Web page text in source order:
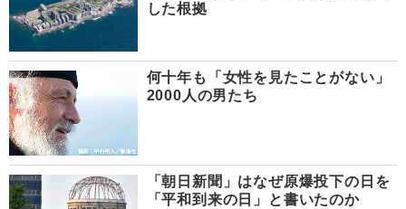
した根拠
何十年も「女性を見たことがない」
2000人の男たち
「朝日新聞」はなぜ原爆投下の日を
「平和到来の日」と書いたのか